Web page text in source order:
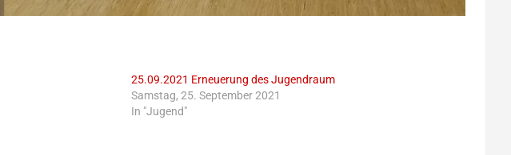
25.09.2021 Erneuerung des Jugendraum
Samstag, 25. September 2021
In "Jugend"